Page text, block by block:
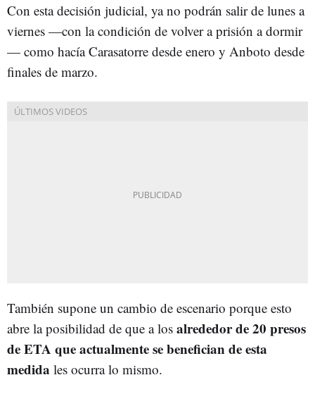
Con esta decisión judicial, ya no podrán salir de lunes a
viernes —con la condición de volver a prisión a dormir
— como hacía Carasatorre desde enero y Anboto desde
finales de marzo.
También supone un cambio de escenario porque esto
abre la posibilidad de que a los alrededor de 20 presos
de ETA que actualmente se benefician de esta
medida les ocurra lo mismo.